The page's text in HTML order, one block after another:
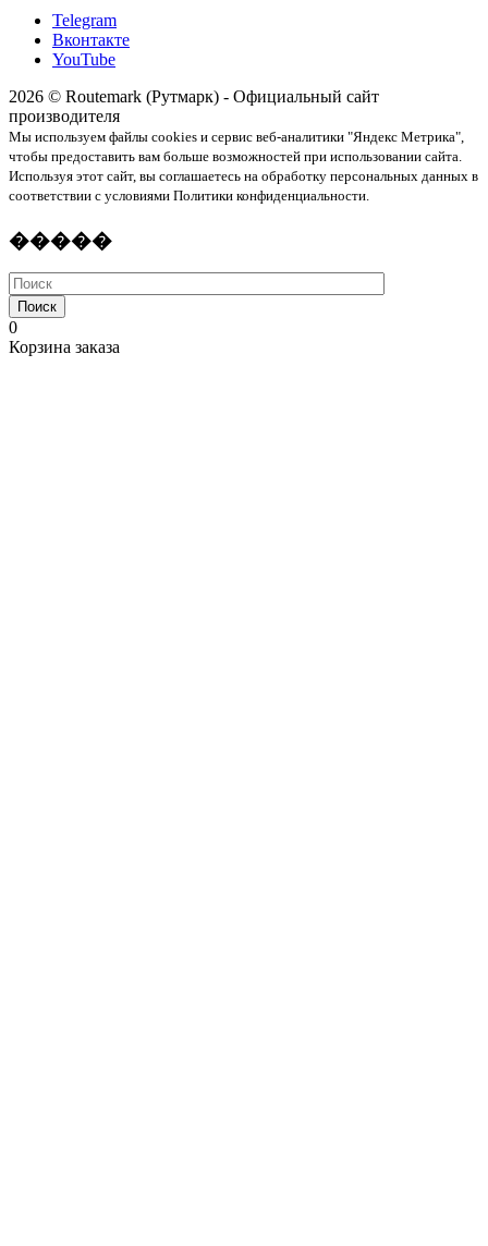
Telegram
Вконтакте
YouTube
2026 © Routemark (Рутмарк) - Официальный сайт
производителя
Мы используем файлы cookies и сервис веб-аналитики "Яндекс Метрика",
чтобы предоставить вам больше возможностей при использовании сайта.
Используя этот сайт, вы соглашаетесь на обработку персональных данных в
соответствии с условиями Политики конфиденциальности.
�����
Поиск
0
Корзина заказа